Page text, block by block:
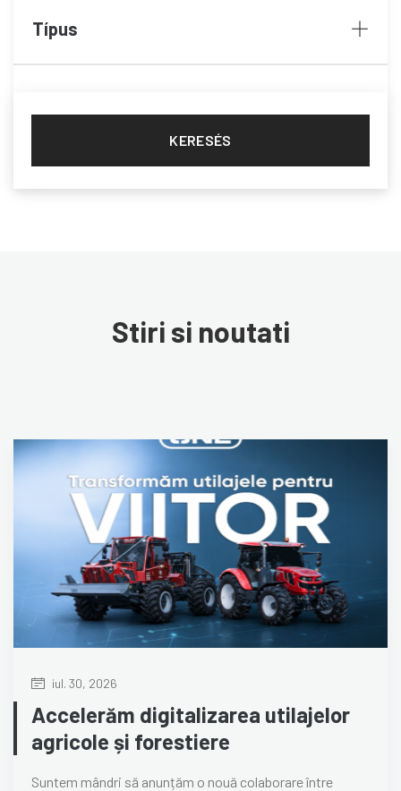
Típus
KERESÉS
Stiri si noutati
iul. 30, 2026
Accelerăm digitalizarea utilajelor
agricole și forestiere
Suntem mândri să anunțăm o nouă colaborare între